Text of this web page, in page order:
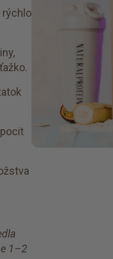
rýchlo
1–2